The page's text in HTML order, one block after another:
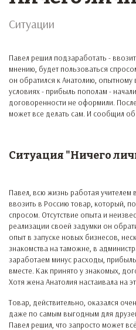
Ситуации
Павел решил подзаработать -
мнению, будет пользоваться
он обратился к Анатолию, опытному
условиях - прибыль пополам -
договоренности не оформили.
может все делать сам. И сообщил
Ситуация "Ничего
Павел, всю жизнь работая
ввозить в Россию товар, который,
спросом. Отсутствие опыта и
реализации своей задумки он
опыт в запуске новых бизнесов,
знакомства на таможне, в
заработаем минус расходы,
вместе. Как принято у знакомых,
Хотя жена Анатолия настаивала на
Товар, действительно, оказался
даже по самым выгодным для
Павел решил, что запросто может